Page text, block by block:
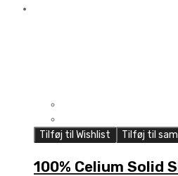
Tilføj til Wishlist Tilføj til
100% Celium Solid